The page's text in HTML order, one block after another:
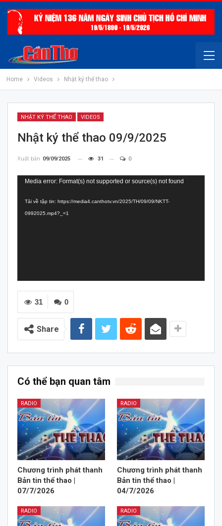
Home Videos Nhật ký thể thao
NHẬT KÝ THỂ THAO VIDEOS
Nhật ký thể thao 09/9/2025
Xuất bản 09/09/2025 31 0
Trình
Video
Media error: Format(s) not supported or source(s) not found
Tải về tập tin: https://media4.canthotv.vn/2025/TH/09/09/NKTT-
0992025.mp4?_=1
0
31
Share
Có thể bạn quan tâm
RADIO
Chương trình phát thanh
Bản tin thể thao |
07/7/2026
RADIO
Chương trình phát thanh
Bản tin thể thao |
04/7/2026
RADIO RADIO